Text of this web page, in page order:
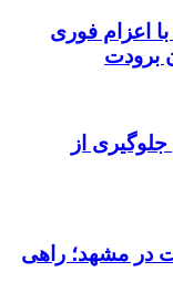
اعزام فوری
برودت
از
در مشهد؛ راهی